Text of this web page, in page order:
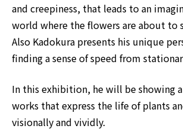
and creepiness, that leads to an
world where the flowers are about to
Also Kadokura presents his unique
finding a sense of speed from
In this exhibition, he will be showing
works that express the life of plants
visionally and vividly.